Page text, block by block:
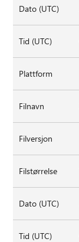
Dato (UTC)
Tid (UTC)
Plattform
Filnavn
Filversjon
Filstørrelse
Dato (UTC)
Tid (UTC)